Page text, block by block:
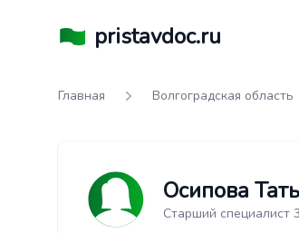
pristavdoc.ru
Главная Волгоградская область
Осипова
Старший специалист